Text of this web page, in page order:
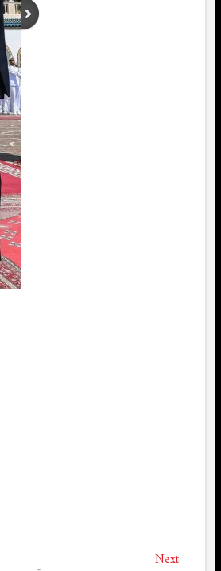
تصفّح
Next
Next